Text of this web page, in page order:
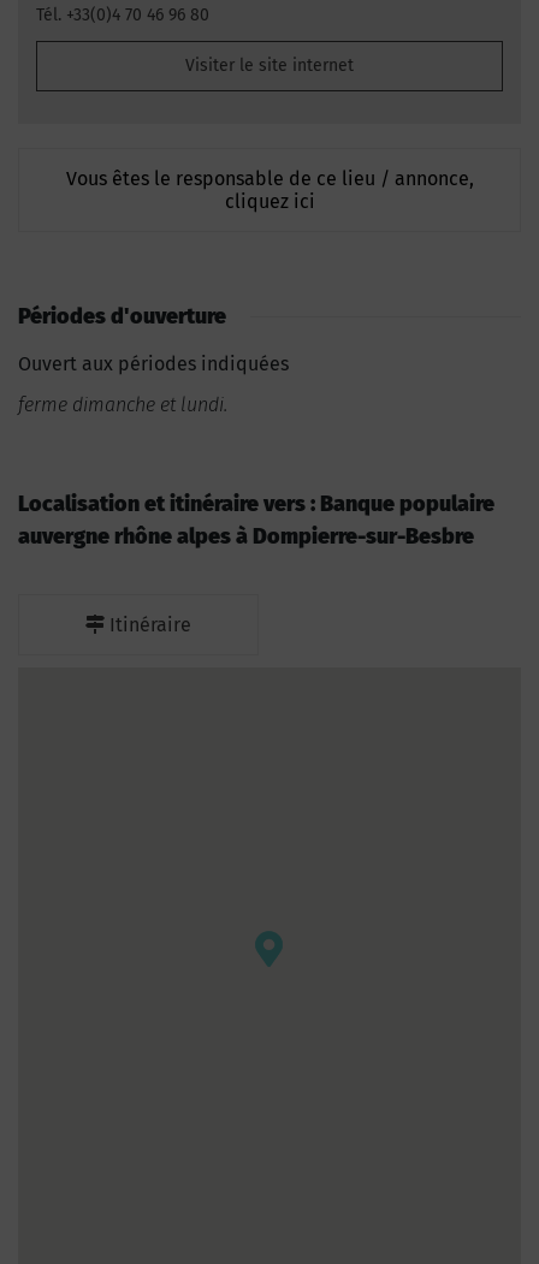
Tél. +33(0)4 70 46 96 80
Visiter le site internet
Vous êtes le responsable de ce lieu / annonce,
cliquez ici
Périodes d'ouverture
Ouvert aux périodes indiquées
ferme dimanche et lundi.
Localisation et itinéraire vers : Banque populaire
auvergne rhône alpes à Dompierre-sur-Besbre
Itinéraire